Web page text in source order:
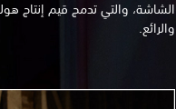
الشاشة، والتي تدمج قيم إنتاج
والرائع.